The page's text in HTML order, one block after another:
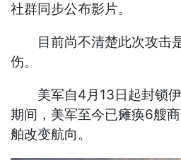
社群同步公布影片。
目前尚不清楚此次攻击
伤。
美军自4月13日起封锁伊
期间，美军至今已瘫痪6艘
舶改变航向。